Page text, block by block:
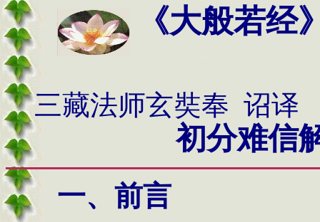
《大般若经
三藏法师玄奘奉 诏译
初分难信解品
一、前言